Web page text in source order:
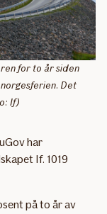
for to år siden
Det
If)
har
If. 1019
på to år av